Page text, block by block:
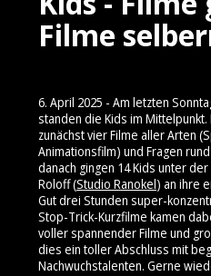
Filme
6. April 2025 - Am letzten
standen die Kids im
zunächst vier Filme aller Arten
Animationsfilm) und Fragen
danach gingen 14 Kids unter
Roloff (Studio Ranokel) an ihre
Gut drei Stunden super-
Stop-Trick-Kurzfilme kamen
voller spannender Filme und
dies ein toller Abschluss mit
Nachwuchstalenten. Gerne